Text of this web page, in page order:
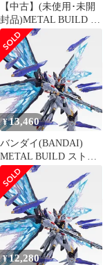
【中古】(未使用･未開
封品)METAL BUILD ス
トライクフリーダムガ
ンダム SOUL BLUE
Ver. 『機動戦士ガンダ
ムSEED DESTINY』(魂
ネイション2018、魂ウ
ェブ商店限定)
¥13,460
バンダイ(BANDAI)
METAL BUILD ストラ
イクフリーダムガンダ
ム 光の翼オプションセ
ット SOUL BLUE Ver.
¥12,280